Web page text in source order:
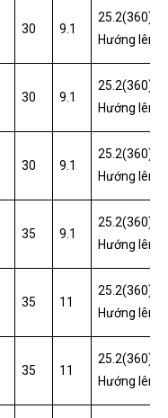
30 9.1
25.2(360)
Hướng lên/
30 9.1
25.2(360)
Hướng lên/
30 9.1
25.2(360)
Hướng lên/
35 9.1
25.2(360)
Hướng lên/
35 11
25.2(360)
Hướng lên/
35 11
25.2(360)
Hướng lên/